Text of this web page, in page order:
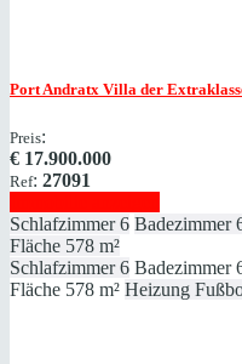
Port Andratx Villa der
Preis:
€ 17.900.000
Ref: 27091
Schlafzimmer 6 Badezimmer
Fläche 578 m²
Schlafzimmer 6 Badezimmer
Fläche 578 m² Heizung